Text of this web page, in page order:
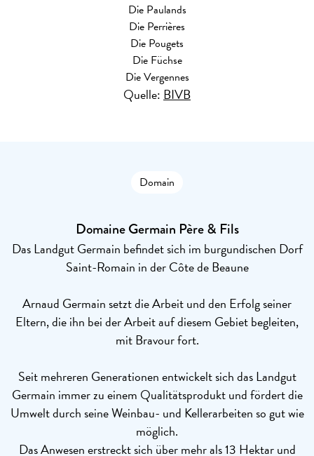
Die Paulands
Die Perrières
Die Pougets
Die Füchse
Die Vergennes
Quelle:BIVB
Domain
Domaine Germain Père & Fils
Das Landgut Germain befindet sich im burgundischen Dorf
Saint-Romain in der Côte de Beaune
Arnaud Germain setzt die Arbeit und den Erfolg seiner
Eltern, die ihn bei der Arbeit auf diesem Gebiet begleiten,
mit Bravour fort.
Seit mehreren Generationen entwickelt sich das Landgut
Germain immer zu einem Qualitätsprodukt und fördert die
Umwelt durch seine Weinbau- und Kellerarbeiten so gut wie
möglich.
Das Anwesen erstreckt sich über mehr als 13 Hektar und